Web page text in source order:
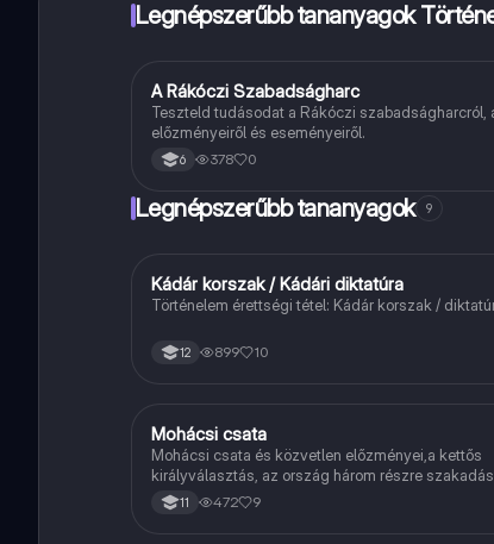
Legnépszerűbb tananyagok
ATörténelem
A Rákóczi Szabadságharc
Teszteld tudásodat a Rákóczi szabadságharcról,
előzményeiről és eseményeiről.
6 378 0
Legnépszerűbb tananyagok 9
Töri
Kádár korszak / Kádári diktatúra
Történelem érettségi tétel: Kádár korszak /
12 899 10
Töri
Mohácsi csata
Mohácsi csata és közvetlen előzményei,a kettős
királyválasztás, az ország három részre
11 472 9